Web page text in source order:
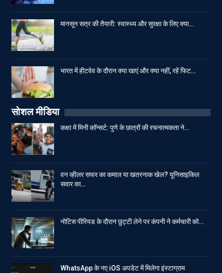
मानसून सत्र की तैयारी: स्वास्थ्य और सुरक्षा के लिए क्या…
भारत में हीटवेव के दौरान क्या खाएं और क्या नहीं, रहें फिट…
सोशल मीडिया
कक्षा में मिनी कॉन्सर्ट: पुणे के छात्रों की रचनात्मकता ने…
वन व्हीलर सफर का कमाल या खतरनाक खेल? यूनिसाइकिल
सवार का…
नोटिस पीरियड के दौरान छुट्टी लेने पर कंपनी ने कर्मचारी को…
WhatsApp के नए iOS अपडेट में मिलेगा इंस्टाग्राम